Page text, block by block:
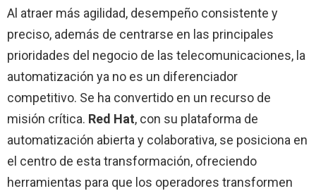
Al atraer más agilidad, desempeño consistente y
preciso, además de centrarse en las principales
prioridades del negocio de las telecomunicaciones, la
automatización ya no es un diferenciador
competitivo. Se ha convertido en un recurso de
misión crítica. Red Hat, con su plataforma de
automatización abierta y colaborativa, se posiciona en
el centro de esta transformación, ofreciendo
herramientas para que los operadores transformen